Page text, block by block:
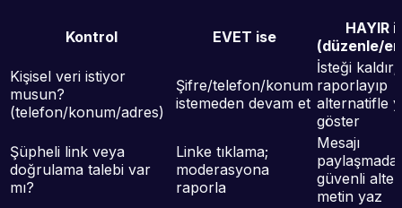
Kontrol EVET ise
HAYIR
(düzenle/
Kişisel veri istiyor
musun?
(telefon/konum/adres)
Şifre/telefon/konum
istemeden devam et
İsteği kaldır;
raporlayıp
alternatifle
göster
Şüpheli link veya
doğrulama talebi var
mı?
Linke tıklama;
moderasyona
raporla
Mesajı
güvenli
metin yaz